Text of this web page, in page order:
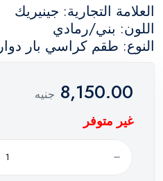
العلامة التجارية: جينيريك
اللون: بني/رمادي
النوع: طقم كراسي بار دوار
8,150.00 جنيه
غير متوفر